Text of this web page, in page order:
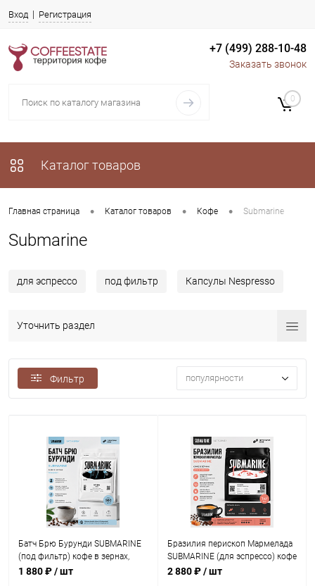
Вход Регистрация
+7 (499) 288-10-48
Заказать звонок
Каталог товаров
0
Главная страница • Каталог товаров • Кофе • Submarine
Submarine
для эспрессо под фильтр Капсулы Nespresso
Уточнить раздел
Фильтр популярности
Батч Брю Бурунди SUBMARINE
(под фильтр) кофе в зернах,
упак. 500 г.
1 880 ₽/ шт
Бразилия перископ Мармелада
SUBMARINE (для эспрессо) кофе
в зернах, упак. 1 кг.
2 880 ₽/ шт